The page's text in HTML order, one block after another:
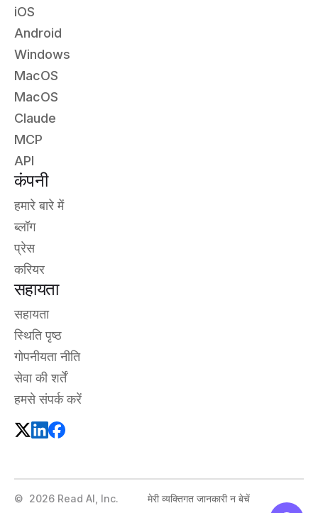
iOS
Android
Windows
MacOS
MacOS
Claude
MCP
API
कंपनी
हमारे बारे में
ब्लॉग
प्रेस
करियर
सहायता
सहायता
स्थिति पृष्ठ
गोपनीयता नीति
सेवा की शर्तें
हमसे संपर्क करें
© 2026 Read AI, Inc. मेरी व्यक्तिगत जानकारी न बेचें